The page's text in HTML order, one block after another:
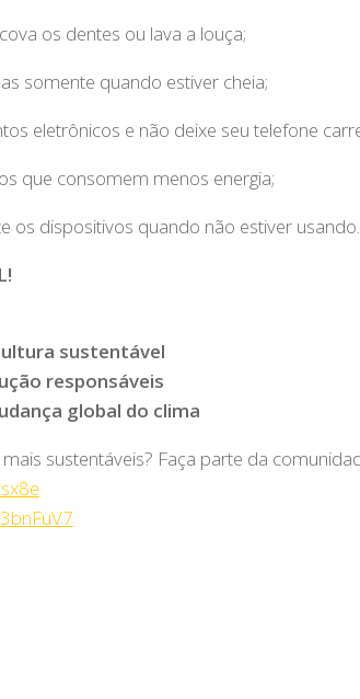
os dentes ou lava a louça;
somente quando estiver cheia;
eletrônicos e não deixe seu telefone
que consomem menos energia;
os dispositivos quando não estiver usando.
sustentável
responsáveis
global do clima
sustentáveis? Faça parte da